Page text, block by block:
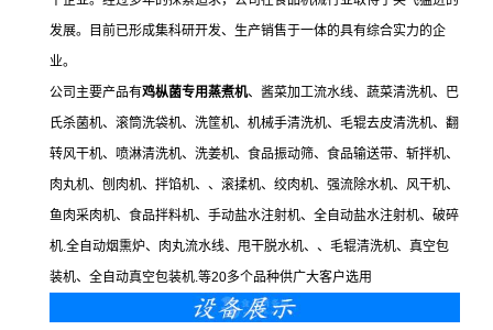
发展。目前已形成集科研开发、生产销售于一体的具有综合实力的企
业。
公司主要产品有鸡枞菌专用蒸煮机、酱菜加工流水线、蔬菜清洗机、巴
氏杀菌机、滚筒洗袋机、洗筐机、机械手清洗机、毛辊去皮清洗机、翻
转风干机、喷淋清洗机、洗姜机、食品振动筛、食品输送带、斩拌机、
肉丸机、刨肉机、拌馅机、、滚揉机、绞肉机、强流除水机、风干机、
鱼肉采肉机、食品拌料机、手动盐水注射机、全自动盐水注射机、破碎
机.全自动烟熏炉、肉丸流水线、甩干脱水机、、毛辊清洗机、真空包
装机、全自动真空包装机.等20多个品种供广大客户选用